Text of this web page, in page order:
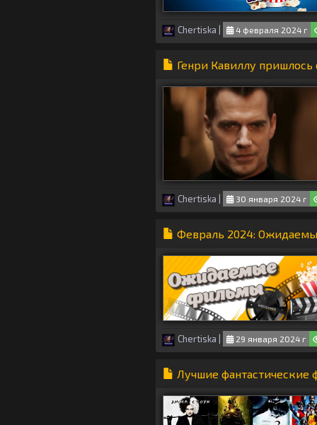
Chertiska 4 февраля 2024 г
Генри Кавиллу пришлось
Chertiska 30 января 2024 г
Февраль 2024:
Chertiska 29 января 2024 г
Лучшие фантастические